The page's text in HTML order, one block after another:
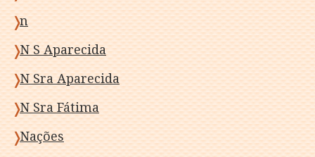
n
N S Aparecida
N Sra Aparecida
N Sra Fátima
Nações